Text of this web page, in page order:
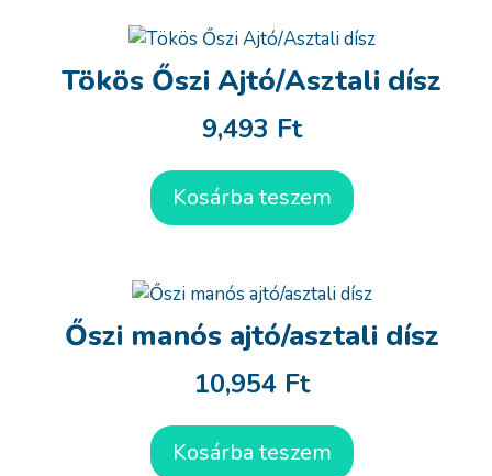
Tökös Őszi Ajtó/Asztali dísz
9,493 Ft
Kosárba teszem
Őszi manós ajtó/asztali dísz
10,954 Ft
Kosárba teszem